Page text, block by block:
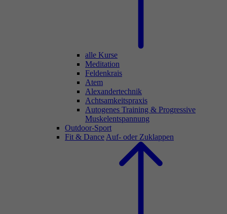
alle Kurse
Meditation
Feldenkrais
Atem
Alexandertechnik
Achtsamkeitspraxis
Autogenes Training & Progressive
Muskelentspannung
Outdoor-Sport
Fit & Dance Auf- oder Zuklappen